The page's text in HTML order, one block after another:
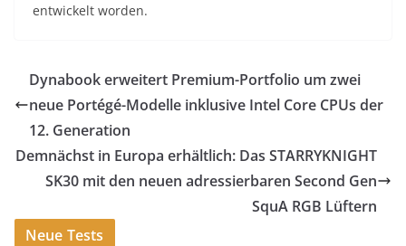
entwickelt worden.
Dynabook erweitert Premium-Portfolio um zwei
neue Portégé-Modelle inklusive Intel Core CPUs der
12. Generation
Demnächst in Europa erhältlich: Das STARRYKNIGHT
SK30 mit den neuen adressierbaren Second Gen
SquA RGB Lüftern
Neue Tests